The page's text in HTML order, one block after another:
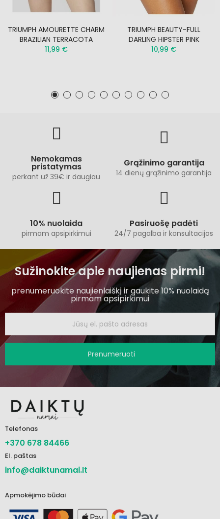
TRIUMPH AMOURETTE CHARM
BRAZILIAN TERRACOTA
11,99 €
TRIUMPH BEAUTY-FULL
DARLING HIPSTER PINK
10,99 €
Nemokamas
pristatymas
perkant už 39€ ir daugiau
Grąžinimo garantija
14 dienų grąžinimo garantija
10% nuolaida
pirmam apsipirkimui
Pasiruošę padėti
24/7 pagalba ir konsultacijos
Sužinokite apie naujienas pirmi!
prenumeruokite naujienlaiškį ir gaukite 10% nuolaidą
pirmam apsipirkimui
Prenumeruoti
Telefonas
+370 678 84466
El. paštas
info@daiktunamai.lt
Apmokėjimo būdai